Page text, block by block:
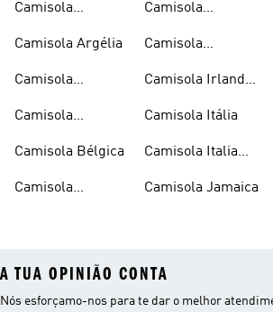
Camisola
Camisola Argélia
Camisola
Camisola
Camisola Bélgica
Camisola
Camisola
Camisola
Camisola Irlanda
Camisola Itália
Camisola Italia
Camisola Jamaica
A TUA OPINIÃO CONTA
Nós esforçamo-nos para te dar o melhor